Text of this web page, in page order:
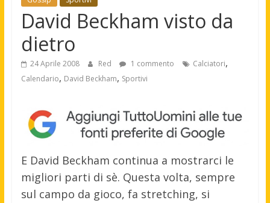
David Beckham visto da
dietro
24 Aprile 2008 Red 1 commento Calciatori,
Calendario, David Beckham, Sportivi
E David Beckham continua a mostrarci le
migliori parti di sè. Questa volta, sempre
sul campo da gioco, fa stretching, si